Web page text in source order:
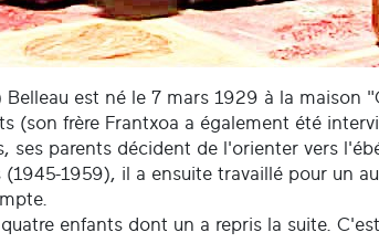
Belleau est né le 7 mars 1929 à la maison
(son frère Frantxoa a également été
ses parents décident de l'orienter vers
(1945-1959), il a ensuite travaillé pour un
enfants dont un a repris la suite.